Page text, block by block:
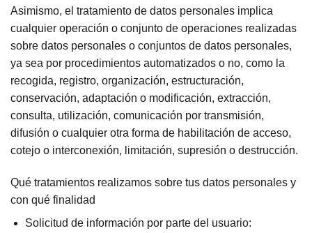
Asimismo, el tratamiento de datos personales implica
cualquier operación o conjunto de operaciones realizadas
sobre datos personales o conjuntos de datos personales,
ya sea por procedimientos automatizados o no, como la
recogida, registro, organización, estructuración,
conservación, adaptación o modificación, extracción,
consulta, utilización, comunicación por transmisión,
difusión o cualquier otra forma de habilitación de acceso,
cotejo o interconexión, limitación, supresión o destrucción.
Qué tratamientos realizamos sobre tus datos personales y
con qué finalidad
Solicitud de información por parte del usuario: